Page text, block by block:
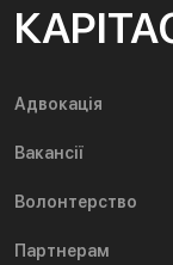
Адвокація
Вакансії
Волонтерство
Партнерам